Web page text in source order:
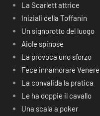
La Scarlett attrice
Iniziali della Toffanin
Un signorotto del luogo
Aiole spinose
La provoca uno sforzo
Fece innamorare Venere
La convalida la pratica
Le ha doppie il cavallo
Una scala a poker